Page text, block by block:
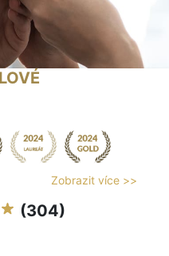
Zobrazit více >>
(304)